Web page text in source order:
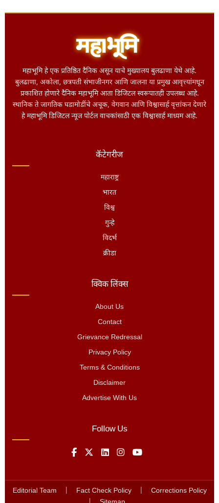
महाभूमि हे एक प्रतिष्ठित दैनिक असून याचे मुख्यालय बुलढाणा येथे आहे.
बुलढाणा, अकोला, छत्रपती संभाजीनगर आणि जालना या प्रमुख आवृत्त्यांमधून
प्रकाशित होणारे दैनिक महाभूमि आता डिजिटल स्वरूपातही उपलब्ध आहे.
स्थानिक ते जागतिक घडामोडींचे अचूक, वेगवान आणि विश्वासार्ह वृत्तांकन देणारे
हे महाभूमि डिजिटल न्यूज पोर्टल वाचकांसाठी एक विश्वासार्ह माध्यम आहे.
कॅटेगरीज
महाराष्ट्र
भारत
विश्व
गुन्हे
विदर्भ
क्रीडा
क्विक लिंक्स
About Us
Contact
Grievance Redressal
Privacy Policy
Terms & Conditions
Disclaimer
Advertise With Us
Follow Us
Editorial Team Fact Check Policy
Corrections Policy